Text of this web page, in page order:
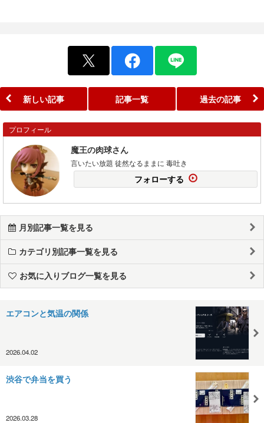
新しい記事 記事一覧 過去の記事
プロフィール
魔王の肉球さん
言いたい放題 徒然なるままに 毒吐き
フォローする
月別記事一覧を見る
カテゴリ別記事一覧を見る
お気に入りブログ一覧を見る
エアコンと気温の関係
2026.04.02
渋谷で弁当を買う
2026.03.28